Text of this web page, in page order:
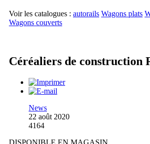
Voir les catalogues : autorails Wagons plats
Wagons couverts
Céréaliers de construction
News
22 août 2020
4164